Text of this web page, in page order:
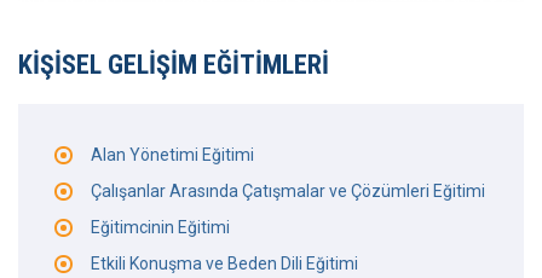
KIŞISEL GELIŞIM EĞITIMLERI
Alan Yönetimi Eğitimi
Çalışanlar Arasında Çatışmalar ve Çözümleri Eğitimi
Eğitimcinin Eğitimi
Etkili Konuşma ve Beden Dili Eğitimi